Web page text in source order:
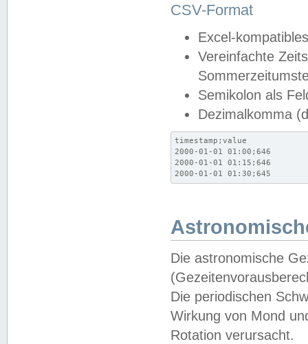
CSV-Format
Excel-
Vereinfachte
Semikolon als
Dezimalkomma
timestamp;value
2000-01-01 01:00;646
2000-01-01 01:15;646
2000-01-01 01:30;645
Die astronomische
Die periodischen
Wirkung von Mond
Rotation verursacht.